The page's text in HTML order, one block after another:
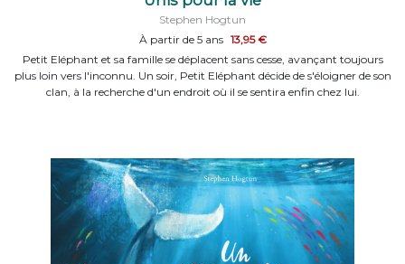
Stephen Hogtun
À partir de 5 ans 13,95 €
Petit Eléphant et sa famille se déplacent sans cesse, avançant toujours
plus loin vers l'inconnu. Un soir, Petit Eléphant décide de s'éloigner de son
clan, à la recherche d'un endroit où il se sentira enfin chez lui.